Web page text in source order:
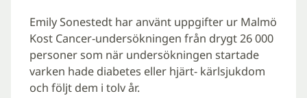
Emily Sonestedt har använt uppgifter ur Malmö
Kost Cancer-undersökningen från drygt 26 000
personer som när undersökningen startade
varken hade diabetes eller hjärt- kärlsjukdom
och följt dem i tolv år.